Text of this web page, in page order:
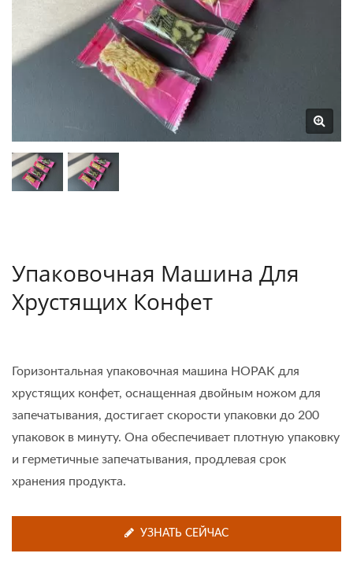
Упаковочная Машина Для
Хрустящих Конфет
Горизонтальная упаковочная машина HOPAK для
хрустящих конфет, оснащенная двойным ножом для
запечатывания, достигает скорости упаковки до 200
упаковок в минуту. Она обеспечивает плотную упаковку
и герметичные запечатывания, продлевая срок
хранения продукта.
УЗНАТЬ СЕЙЧАС